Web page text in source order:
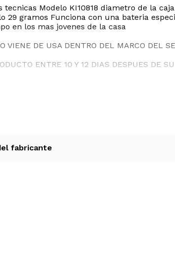
tecnicas Modelo KI10818 diametro de la
29 gramos Funciona con una bateria
en los mas jovenes de la casa
VIENE DE USA DENTRO DEL MARCO DEL
ENTRE 10 Y 12 DIAS DESPUES DE
fabricante